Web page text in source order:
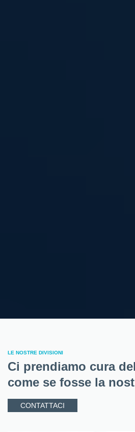
LE NOSTRE DIVISIONI
Ci prendiamo cura
come se fosse la
CONTATTACI